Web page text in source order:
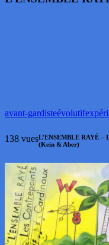
avant-gardisteévolutif
138 vuesL’ENSEMBLE RAYÉ –
(Kein & Aber)